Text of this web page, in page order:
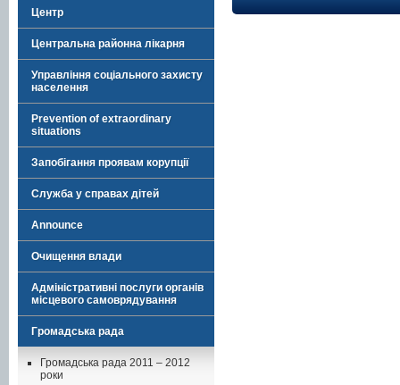
Центр
Центральна районна лікарня
Управління соціального захисту
населення
Prevention of extraordinary
situations
Запобігання проявам корупції
Служба у справах дітей
Announce
Очищення влади
Адміністративні послуги органів
місцевого самоврядування
Громадська рада
Громадська рада 2011 – 2012
роки